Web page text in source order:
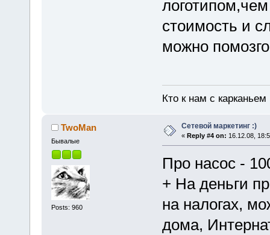
стоимость и
можно
Кто к нам с
TwoMan
Бывалые
Posts: 960
Сетевой маркетинг :)
« Reply #4 on: 16.12.08,
Про насос -
+ На деньги
на налогах,
дома,